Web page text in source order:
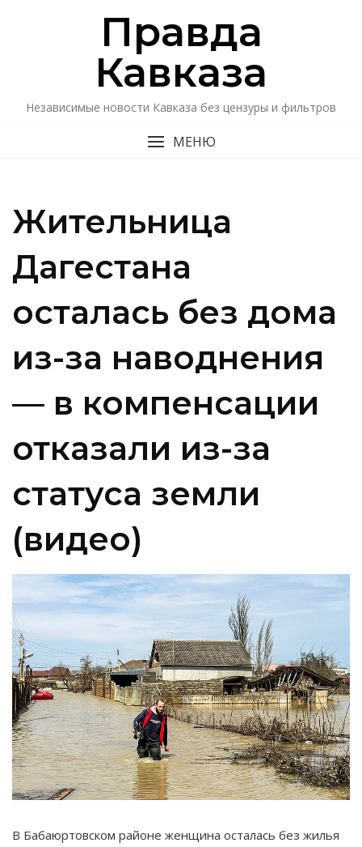
Правда
Кавказa
Независимые новости Кавказа без цензуры и фильтров
МЕНЮ
Жительница
Дагестана
осталась без дома
из-за наводнения
— в компенсации
отказали из-за
статуса земли
(видео)
В Бабаюртовском районе женщина осталась без жилья